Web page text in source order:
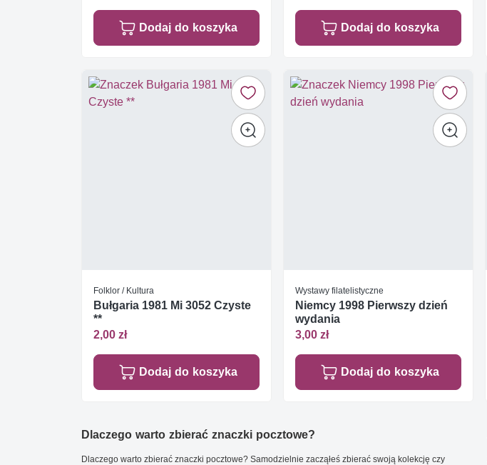
Dodaj do koszyka Dodaj do koszyka
Folklor / Kultura
Bułgaria 1981 Mi 3052 Czyste
**
2,00 zł
Dodaj do koszyka
Wystawy filatelistyczne
Niemcy 1998 Pierwszy dzień
wydania
3,00 zł
Dodaj do koszyka
Dlaczego warto zbierać znaczki pocztowe?
Dlaczego warto zbierać znaczki pocztowe? Samodzielnie zacząłeś zbierać swoją kolekcję czy